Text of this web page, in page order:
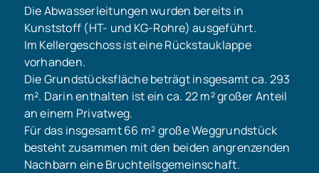
Die Abwasserleitungen wurden bereits in
Kunststoff (HT- und KG-Rohre) ausgeführt.
Im Kellergeschoss ist eine Rückstauklappe
vorhanden.
Die Grundstücksfläche beträgt insgesamt ca. 293
m². Darin enthalten ist ein ca. 22 m² großer Anteil
an einem Privatweg.
Für das insgesamt 66 m² große Weggrundstück
besteht zusammen mit den beiden angrenzenden
Nachbarn eine Bruchteilsgemeinschaft.